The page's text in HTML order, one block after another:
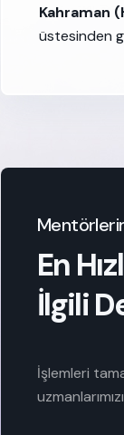
Kahraman
üstesinden
En
İlgili
İşlemleri